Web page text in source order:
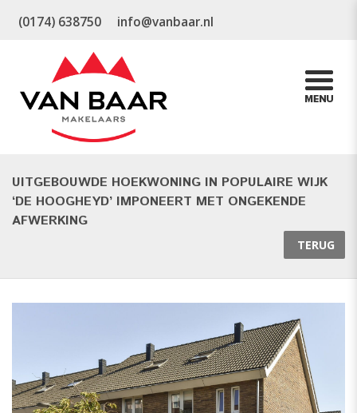
(0174) 638750 info@vanbaar.nl
UITGEBOUWDE HOEKWONING IN POPULAIRE WIJK
‘DE HOOGHEYD’ IMPONEERT MET ONGEKENDE
AFWERKING
TERUG